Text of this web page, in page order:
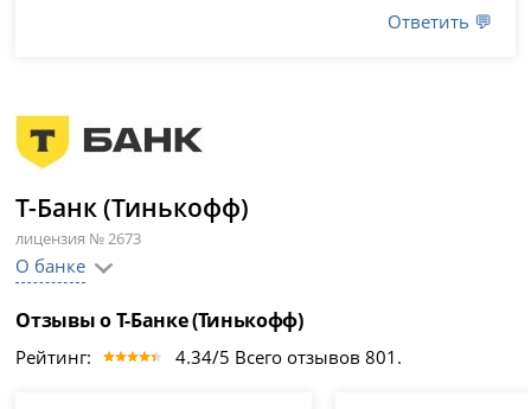
Ответить 💬
Т-Банк (Тинькофф)
лицензия № 2673
О банке
Отзывы о Т-Банке (Тинькофф)
Рейтинг: 4.34/5 Всего отзывов 801.